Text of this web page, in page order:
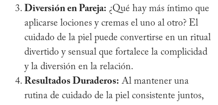
Diversión en Pareja: ¿Qué hay más íntimo que
aplicarse lociones y cremas el uno al otro? El
cuidado de la piel puede convertirse en un ritual
divertido y sensual que fortalece la complicidad
y la diversión en la relación.
Resultados Duraderos: Al mantener una
rutina de cuidado de la piel consistente juntos,